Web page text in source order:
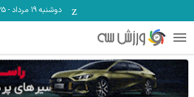
دوشنبه ۱۹ مرداد -